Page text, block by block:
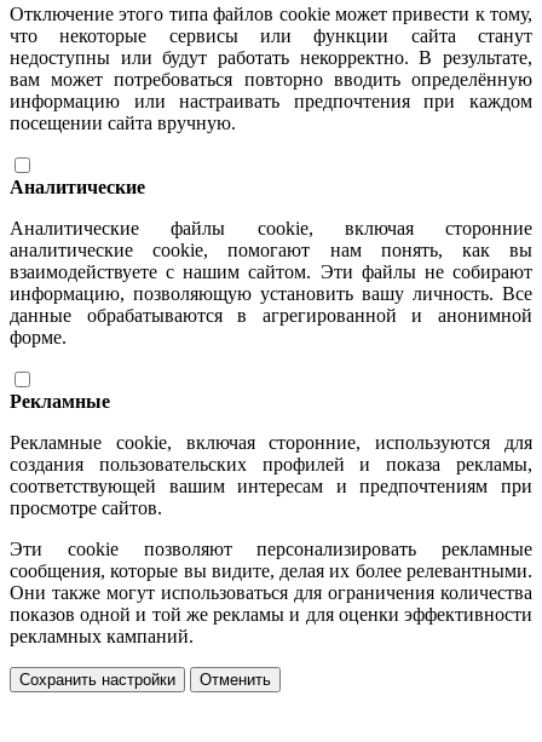
Отключение этого типа файлов cookie может привести к тому,
что некоторые сервисы или функции сайта станут
недоступны или будут работать некорректно. В результате,
вам может потребоваться повторно вводить определённую
информацию или настраивать предпочтения при каждом
посещении сайта вручную.
Аналитические
Аналитические файлы cookie, включая сторонние
аналитические cookie, помогают нам понять, как вы
взаимодействуете с нашим сайтом. Эти файлы не собирают
информацию, позволяющую установить вашу личность. Все
данные обрабатываются в агрегированной и анонимной
форме.
Рекламные
Рекламные cookie, включая сторонние, используются для
создания пользовательских профилей и показа рекламы,
соответствующей вашим интересам и предпочтениям при
просмотре сайтов.
Эти cookie позволяют персонализировать рекламные
сообщения, которые вы видите, делая их более релевантными.
Они также могут использоваться для ограничения количества
показов одной и той же рекламы и для оценки эффективности
рекламных кампаний.
Сохранить настройки Отменить